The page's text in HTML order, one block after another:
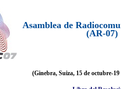
Asamblea de
(AR-07)
(Ginebra, Suiza, 15 de octubre-19